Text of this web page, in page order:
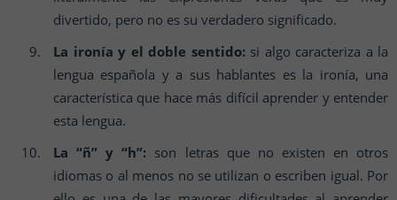
divertido, pero no es su verdadero significado.
La ironía y el doble sentido:si algo caracteriza a la
lengua española y a sus hablantes es la ironía, una
característica que hace más difícil aprender y entender
esta lengua.
La “ñ” y “h”: son letras que no existen en otros
idiomas o al menos no se utilizan o escriben igual. Por